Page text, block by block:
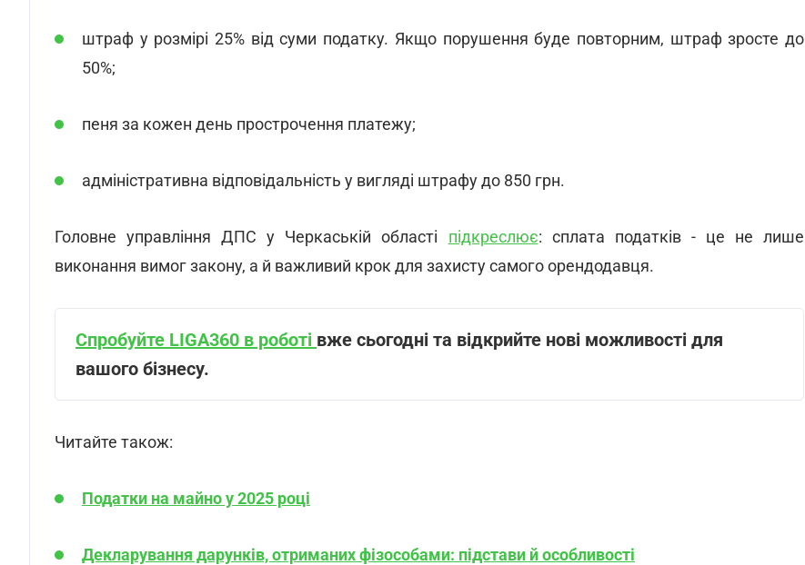
штраф у розмірі 25% від суми податку. Якщо порушення буде повторним, штраф зросте до
50%;
пеня за кожен день прострочення платежу;
адміністративна відповідальність у вигляді штрафу до 850 грн.
Головне управління ДПС у Черкаській області підкреслює: сплата податків - це не лише
виконання вимог закону, а й важливий крок для захисту самого орендодавця.
Спробуйте LIGA360 в роботі вже сьогодні та відкрийте нові можливості для
вашого бізнесу.
Читайте також:
Податки на майно у 2025 році
Декларування дарунків, отриманих фізособами: підстави й особливості